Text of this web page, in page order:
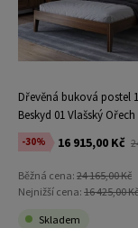
Dřevěná buková postel
Beskyd 01 Vlašský Ořech
-30% 16 915,00 Kč
Běžná cena: 24 165,00 Kč
Nejnižší cena: 16 425,00 Kč
Skladem